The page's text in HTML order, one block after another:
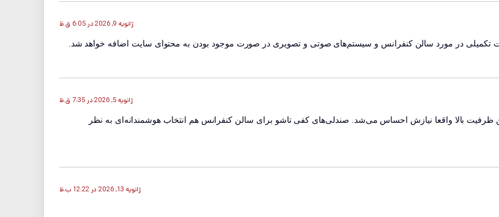
ژانویه 9, 2026 در 6:05 ق.ظ
تکمیلی در مورد سالن کنفرانس و سیستم‌های صوتی و تصویری در صورت موجود بودن به محتوای سایت اضافه خواهد شد.
ژانویه 5, 2026 در 7:35 ق.ظ
ظرفیت بالا واقعا نیازش احساس می‌شد. صندلی‌های کفی تاشو برای سالن کنفرانس هم انتخاب هوشمندانه‌ای به نظر
ژانویه 13, 2026 در 12:22 ب.ظ